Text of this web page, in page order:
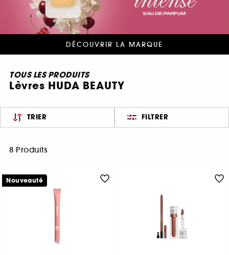
DÉCOUVRIR LA MARQUE
TOUS LES PRODUITS
Lèvres HUDA BEAUTY
TRIER FILTRER
8 Produits
Nouveauté